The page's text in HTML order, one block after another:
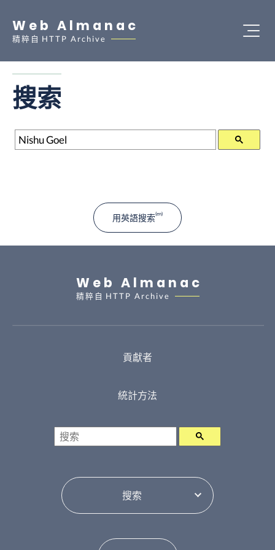
Web Almanac
精粹自 HTTP Archive
搜索
搜索
用英語搜索
Web Almanac
精粹自 HTTP Archive
貢獻者
統計方法
搜索
選擇目錄